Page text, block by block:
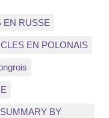
EN RUSSE
EN POLONAIS
BY